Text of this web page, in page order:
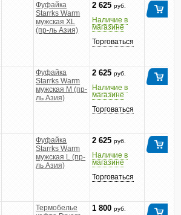
Фуфайка
Starrks Warm
мужская XL
(пр-ль Азия)
2 625 руб.
Наличие в
магазине
Торговаться
Фуфайка
Starrks Warm
мужская M (пр-
ль Азия)
2 625 руб.
Наличие в
магазине
Торговаться
Фуфайка
Starrks Warm
мужская L (пр-
ль Азия)
2 625 руб.
Наличие в
магазине
Торговаться
Термобелье
1 800 руб.